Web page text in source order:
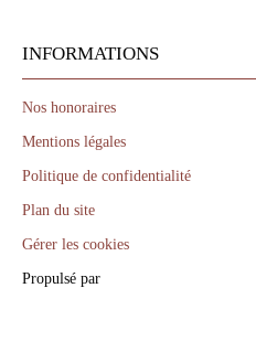
INFORMATIONS
Nos honoraires
Mentions légales
Politique de confidentialité
Plan du site
Gérer les cookies
Propulsé par